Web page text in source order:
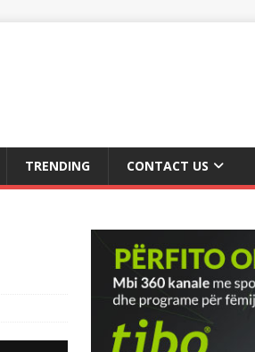
TRENDING CONTACT US